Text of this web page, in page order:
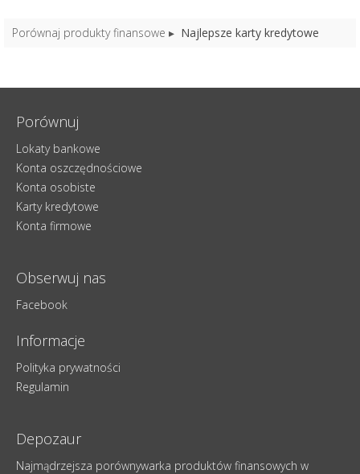
Porównaj produkty finansowe Najlepsze karty kredytowe
Porównuj
Lokaty bankowe
Konta oszczędnościowe
Konta osobiste
Karty kredytowe
Konta firmowe
Obserwuj nas
Facebook
Informacje
Polityka prywatności
Regulamin
Depozaur
Najmądrzejsza porównywarka produktów finansowych w